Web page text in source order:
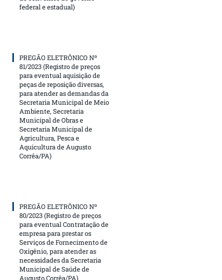
federal e estadual)
PREGÃO ELETRÔNICO Nº
81/2023 (Registro de preços
para eventual aquisição de
peças de reposição diversas,
para atender as demandas da
Secretaria Municipal de Meio
Ambiente, Secretaria
Municipal de Obras e
Secretaria Municipal de
Agricultura, Pesca e
Aquicultura de Augusto
Corrêa/PA)
PREGÃO ELETRÔNICO Nº
80/2023 (Registro de preços
para eventual Contratação de
empresa para prestar os
Serviços de Fornecimento de
Oxigênio, para atender as
necessidades da Secretaria
Municipal de Saúde de
Augusto Corrêa/PA)